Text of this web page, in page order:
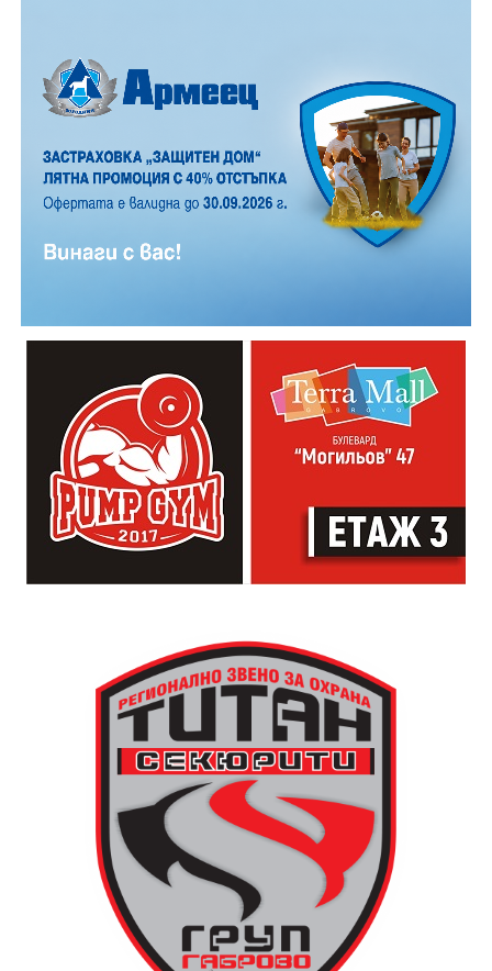
бъде начислена нова сума. При проверка показвате
същото устройство, с което сте валидирали.
Пътуването е по-лесно, по-бързо и по-удобно за
От 6 август хартиеният билет за обществения
транспорт в Габрово става електронен, с което ерата
на хартиените билети в приключва.
Новата
валидират превозни документи по модерен и